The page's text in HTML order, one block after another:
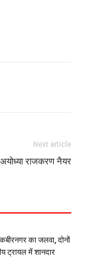
Next article
राजकरण नैयर
का जलवा, दोनों
ट्रायल में शानदार